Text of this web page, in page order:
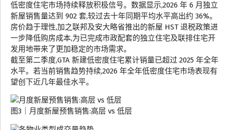
低密度住宅市场持续释放积极信号。数据显示,2026 年 6 月独立
新屋销售量达到 902 套,较过去十年同期平均水平高出约 36%。
房价趋于理性,加之联邦及安大略省推出的新屋 HST 退税政策进
一步降低购房成本,为已完成市政配套的独立住宅及联排住宅开
发用地带来了更加稳定的市场需求。
截至第二季度,GTA 新建低密度住宅累计销量已超过 2025 年全年
水平。若当前销售趋势持续,2026 年全年低密度住宅市场表现有
望创下近几年最佳水平。
图3｜月度新屋预售销售:高层 vs 低层